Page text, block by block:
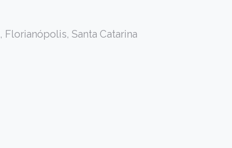
Santa Catarina